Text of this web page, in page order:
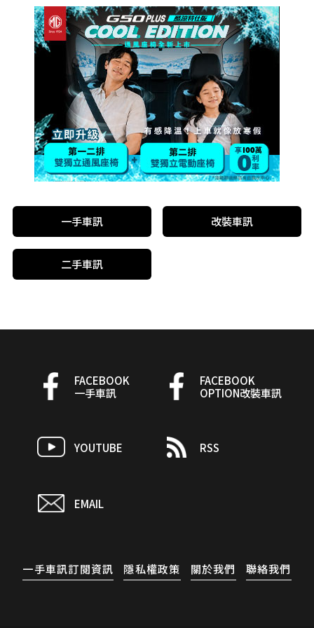
一手車訊 改裝車訊
二手車訊
FACEBOOK
一手車訊
FACEBOOK
OPTION改裝車訊
YOUTUBE RSS
EMAIL
一手車訊訂閱資訊 隱私權政策 關於我們 聯絡我們